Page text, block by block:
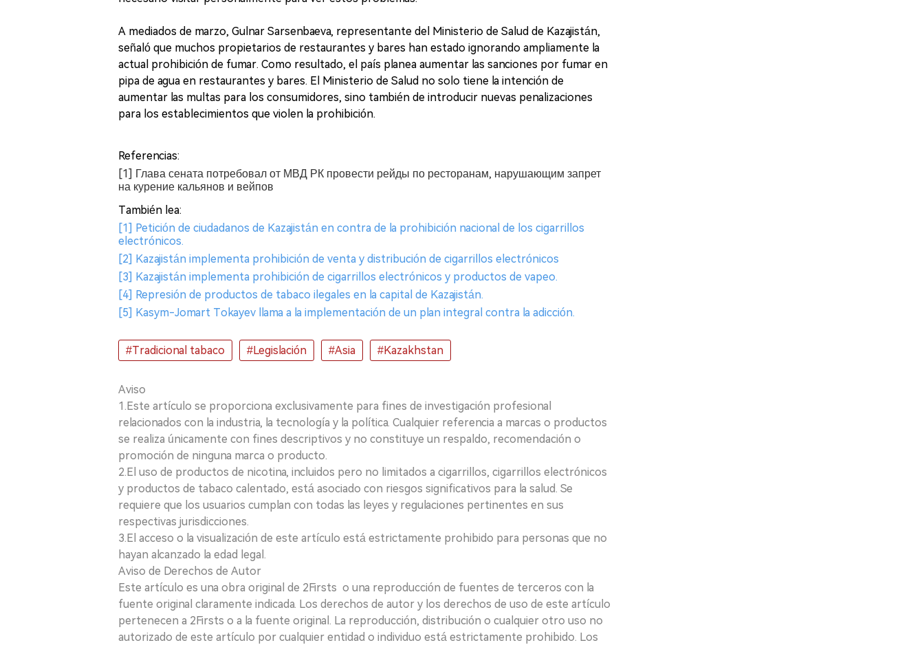
A mediados de marzo, Gulnar Sarsenbaeva, representante del Ministerio de Salud de Kazajistán,
señaló que muchos propietarios de restaurantes y bares han estado ignorando ampliamente la
actual prohibición de fumar. Como resultado, el país planea aumentar las sanciones por fumar en
pipa de agua en restaurantes y bares. El Ministerio de Salud no solo tiene la intención de
aumentar las multas para los consumidores, sino también de introducir nuevas penalizaciones
para los establecimientos que violen la prohibición.
Referencias:
[1] Глава сената потребовал от МВД РК провести рейды по ресторанам, нарушающим запрет
на курение кальянов и вейпов
También lea:
[1] Petición de ciudadanos de Kazajistán en contra de la prohibición nacional de los cigarrillos
electrónicos.
[2] Kazajistán implementa prohibición de venta y distribución de cigarrillos electrónicos
[3] Kazajistán implementa prohibición de cigarrillos electrónicos y productos de vapeo.
[4] Represión de productos de tabaco ilegales en la capital de Kazajistán.
[5] Kasym-Jomart Tokayev llama a la implementación de un plan integral contra la adicción.
#Tradicional tabaco #Legislación #Asia #Kazakhstan
Aviso
1.Este artículo se proporciona exclusivamente para fines de investigación profesional
relacionados con la industria, la tecnología y la política. Cualquier referencia a marcas o productos
se realiza únicamente con fines descriptivos y no constituye un respaldo, recomendación o
promoción de ninguna marca o producto.
2.El uso de productos de nicotina, incluidos pero no limitados a cigarrillos, cigarrillos electrónicos
y productos de tabaco calentado, está asociado con riesgos significativos para la salud. Se
requiere que los usuarios cumplan con todas las leyes y regulaciones pertinentes en sus
respectivas jurisdicciones.
3.El acceso o la visualización de este artículo está estrictamente prohibido para personas que no
hayan alcanzado la edad legal.
Aviso de Derechos de Autor
Este artículo es una obra original de 2Firsts o una reproducción de fuentes de terceros con la
fuente original claramente indicada. Los derechos de autor y los derechos de uso de este artículo
pertenecen a 2Firsts o a la fuente original. La reproducción, distribución o cualquier otro uso no
autorizado de este artículo por cualquier entidad o individuo está estrictamente prohibido. Los